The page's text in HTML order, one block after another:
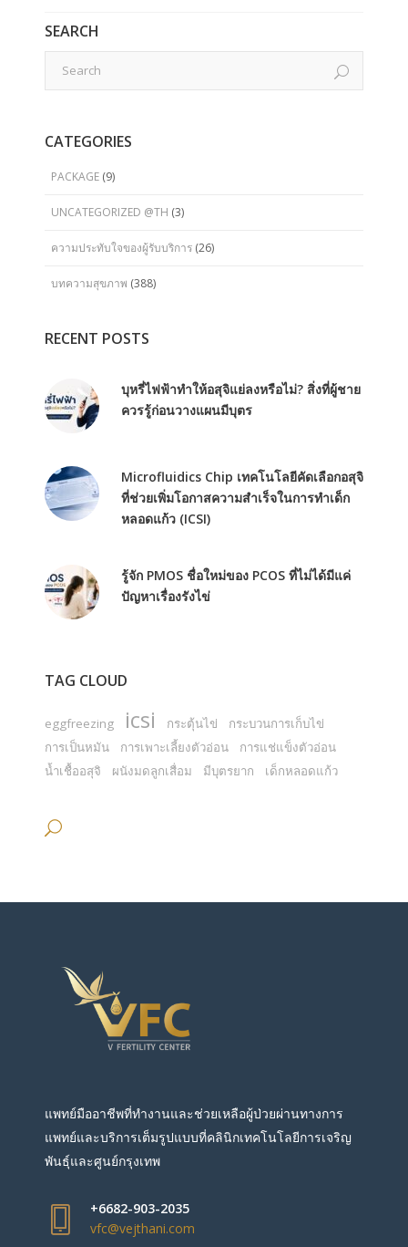
SEARCH
CATEGORIES
PACKAGE (9)
UNCATEGORIZED @TH (3)
ความประทับใจของผู้รับบริการ (26)
บทความสุขภาพ (388)
RECENT POSTS
บุหรี่ไฟฟ้าทำให้อสุจิแย่ลงหรือไม่? สิ่งที่ผู้ชาย
ควรรู้ก่อนวางแผนมีบุตร
Microfluidics Chip เทคโนโลยีคัดเลือกอสุจิ
ที่ช่วยเพิ่มโอกาสความสำเร็จในการทำเด็ก
หลอดแก้ว (ICSI)
รู้จัก PMOS ชื่อใหม่ของ PCOS ที่ไม่ได้มีแค่
ปัญหาเรื่องรังไข่
TAG CLOUD
eggfreezing icsi กระตุ้นไข่
กระบวนการเก็บไข่
การเป็นหมัน
การเพาะเลี้ยงตัวอ่อน
การแช่แข็งตัวอ่อน
น้ำเชื้ออสุจิ
ผนังมดลูกเสื่อม มีบุตรยาก เด็กหลอดแก้ว
แพทย์มืออาชีพที่ทำงานและช่วยเหลือผู้ป่วยผ่านทางการ
แพทย์และบริการเต็มรูปแบบที่คลินิกเทคโนโลยีการเจริญ
พันธุ์และศูนย์กรุงเทพ
+6682-903-2035
vfc@vejthani.com